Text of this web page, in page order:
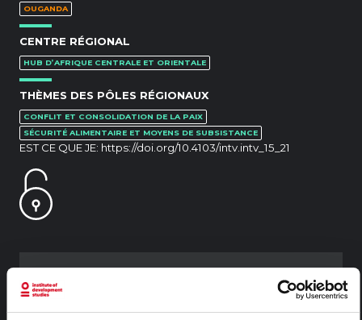
OUGANDA
CENTRE RÉGIONAL
HUB D’AFRIQUE CENTRALE ET ORIENTALE
THÈMES DES PÔLES RÉGIONAUX
CONFLIT ET CONSOLIDATION DE LA PAIX
SÉCURITÉ ALIMENTAIRE ET MOYENS DE SUBSISTANCE
EST CE QUE JE: https://doi.org/10.4103/intv.intv_15_21
CONTENU ASSOCIÉ